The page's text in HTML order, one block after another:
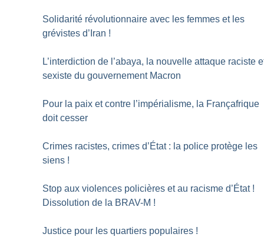
Solidarité révolutionnaire avec les femmes et les
grévistes d’Iran !
L’interdiction de l’abaya, la nouvelle attaque raciste
sexiste du gouvernement Macron
Pour la paix et contre l’impérialisme, la Françafrique
doit cesser
Crimes racistes, crimes d’État : la police protège les
siens !
Stop aux violences policières et au racisme d’État !
Dissolution de la BRAV-M !
Justice pour les quartiers populaires !